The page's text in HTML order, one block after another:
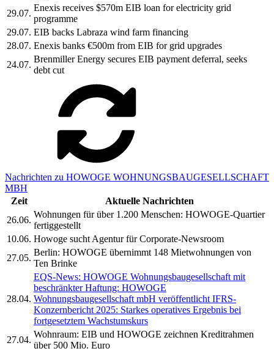
29.07.
Enexis receives $570m EIB loan for electricity grid
programme
29.07. EIB backs Labraza wind farm financing
28.07. Enexis banks €500m from EIB for grid upgrades
24.07.
Brenmiller Energy secures EIB payment deferral, seeks
debt cut
Nachrichten zu HOWOGE WOHNUNGSBAUGESELLSCHAFT
MBH
Zeit
Aktuelle Nachrichten
26.06.
Wohnungen für über 1.200 Menschen: HOWOGE-Quartier
fertiggestellt
10.06. Howoge sucht Agentur für Corporate-Newsroom
27.05.
Berlin: HOWOGE übernimmt 148 Mietwohnungen von
Ten Brinke
28.04.
EQS-News: HOWOGE Wohnungsbaugesellschaft mit
beschränkter Haftung: HOWOGE
Wohnungsbaugesellschaft mbH veröffentlicht IFRS-
Konzernbericht 2025: Starkes operatives Ergebnis bei
fortgesetztem Wachstumskurs
27.04.
Wohnraum: EIB und HOWOGE zeichnen Kreditrahmen
über 500 Mio. Euro